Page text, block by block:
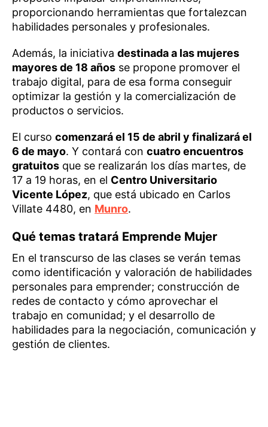
proporcionando herramientas que fortalezcan
habilidades personales y profesionales.
Además, la iniciativa destinada a las mujeres
mayores de 18 años se propone promover el
trabajo digital, para de esa forma conseguir
optimizar la gestión y la comercialización de
productos o servicios.
El curso comenzará el 15 de abril y finalizará el
6 de mayo. Y contará con cuatro encuentros
gratuitos que se realizarán los días martes, de
17 a 19 horas, en el Centro Universitario
Vicente López, que está ubicado en Carlos
Villate 4480, en Munro.
Qué temas tratará Emprende Mujer
En el transcurso de las clases se verán temas
como identificación y valoración de habilidades
personales para emprender; construcción de
redes de contacto y cómo aprovechar el
trabajo en comunidad; y el desarrollo de
habilidades para la negociación, comunicación y
gestión de clientes.